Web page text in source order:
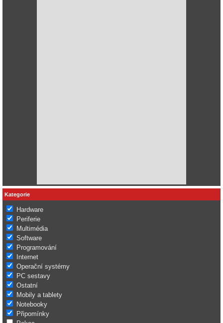
Kategorie
Hardware
Periferie
Multimédia
Software
Programování
Internet
Operační systémy
PC sestavy
Ostatní
Mobily a tablety
Notebooky
Připomínky